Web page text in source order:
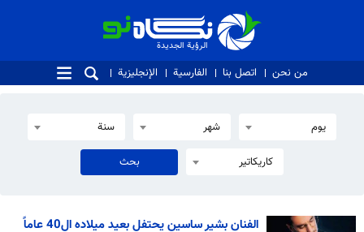
الرؤية الجديدة
الرؤية الجديدة
من نحن اتصل بنا الفارسية الإنجليزية
يوم شهر سنة
كاريكاتير
الفنان بشير ساسين يحتفل بعيد ميلاده ال40 عاماً